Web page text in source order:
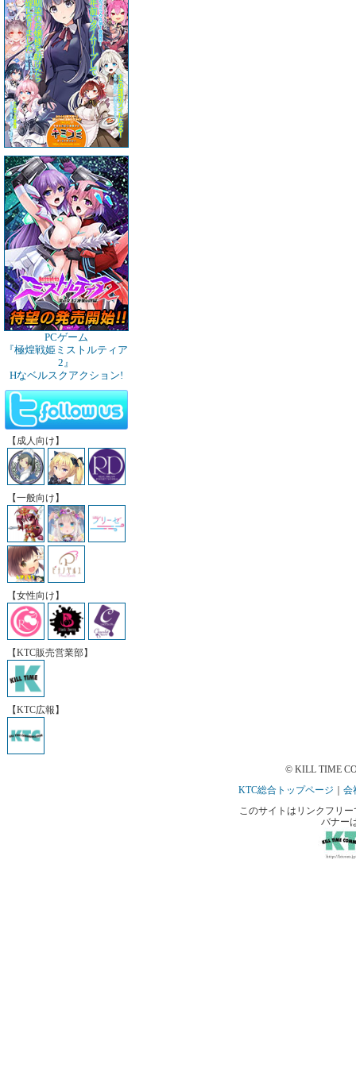
PCゲーム
『極煌戦姫ミストルティア
2』
Hなベルスクアクション!
【成人向け】
【一般向け】
【女性向け】
【KTC販売営業部】
【KTC広報】
© KILL TIME
KTC総合トップページ
｜会
このサイトはリンクフリ
バナー